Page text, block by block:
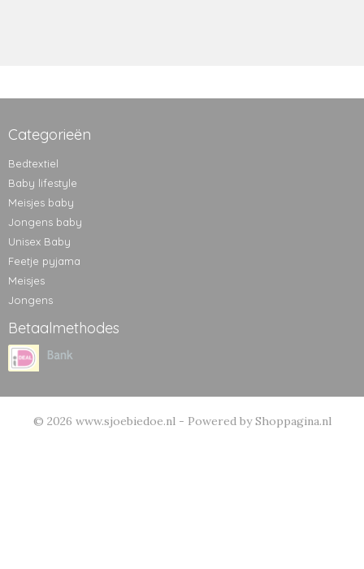
Categorieën
Bedtextiel
Baby lifestyle
Meisjes baby
Jongens baby
Unisex Baby
Feetje pyjama
Meisjes
Jongens
Betaalmethodes
© 2026 www.sjoebiedoe.nl - Powered by Shoppagina.nl